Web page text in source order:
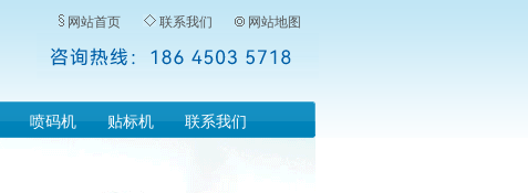
网站首页 联系我们 网站地图
喷码机 贴标机 联系我们